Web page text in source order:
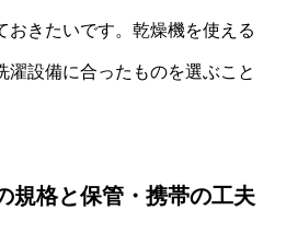
おきたいです。乾燥機を使える
濯設備に合ったものを選ぶこと
規格と保管・携帯の工夫